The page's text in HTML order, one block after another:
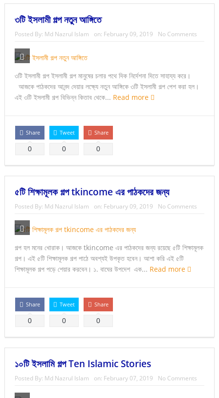
৩টি ইসলামী গল্প নতুন আঙ্গিতে
Posted By: Md Nazrul Islam on: February 09, 2019 No Comments
৩টি ইসলামী গল্প ইসলামী গল্প মানুষের চলার পথে দিক নির্দেশনা দিতে সাহায্য করে।
আজকে পাঠকদের আনন্দ দেয়ার লক্ষ্যে নতুন আঙ্গিকে ৩টি ইসলামী গল্প পেশ করা হল।
এই ৩টি ইসলামী গল্প বিভিন্ন কিতাব থেকে... Read more
Share
0
Tweet
0
Share
0
৫টি শিক্ষামূলক গল্প tkincome এর পাঠকদের জন্য
Posted By: Md Nazrul Islam on: February 09, 2019 No Comments
গল্প হল মনের খোরাক। আজকে tkincome এর পাঠকদের জন্য রয়েছে ৫টি শিক্ষামূলক
গল্প। এই ৫টি শিক্ষামূলক গল্প পাঠে অবশ্যই উপকৃত হবেন। আশা করি এই ৫টি
শিক্ষামূলক গল্প পড়ে শেয়ার করবেন। ১. বাঘের উপদেশ এক... Read more
Share
0
Tweet
0
Share
0
১০টি ইসলামি গল্প Ten Islamic Stories
Posted By: Md Nazrul Islam on: February 07, 2019 No Comments